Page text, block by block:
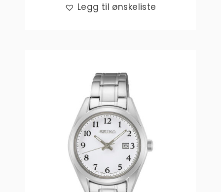
Legg til ønskeliste